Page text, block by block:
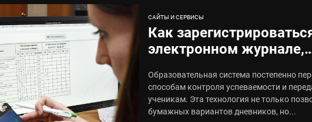
САЙТЫ И СЕРВИСЫ
Как
электронном журнале,
регистрации
Образовательная система постепенно
способам контроля успеваемости и
ученикам. Эта технология не только
бумажных вариантов дневников, но...